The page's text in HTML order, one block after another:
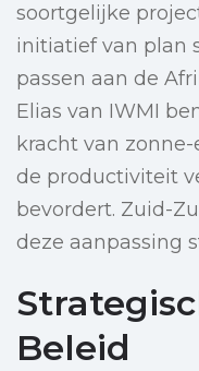
soortgelijke
initiatief van plan
passen aan de
Elias van IWMI
kracht van
de productiviteit
bevordert. Zuid-
deze aanpassing
Beleid